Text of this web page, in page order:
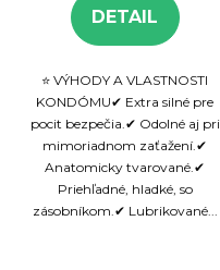
DETAIL
⭐ VÝHODY A VLASTNOSTI
KONDÓMU✔ Extra silné pre
pocit bezpečia.✔ Odolné aj pri
mimoriadnom zaťažení.✔
Anatomicky tvarované.✔
Priehľadné, hladké, so
zásobníkom.✔ Lubrikované...